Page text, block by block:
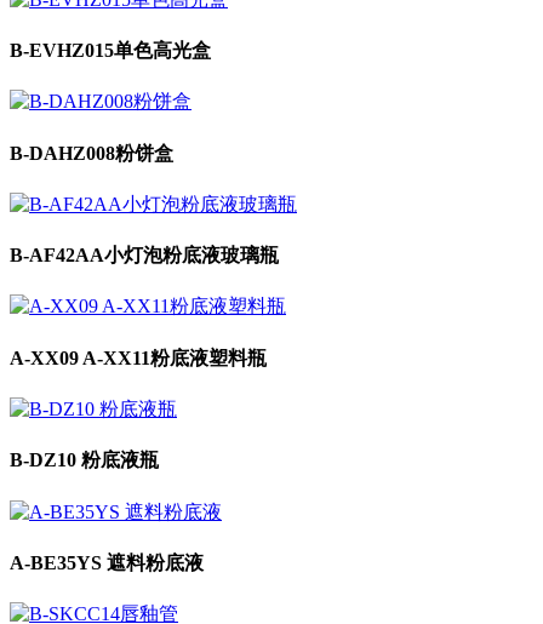
B-EVHZ015单色高光盒
B-DAHZ008粉饼盒
B-AF42AA小灯泡粉底液玻璃瓶
A-XX09 A-XX11粉底液塑料瓶
B-DZ10 粉底液瓶
A-BE35YS 遮料粉底液